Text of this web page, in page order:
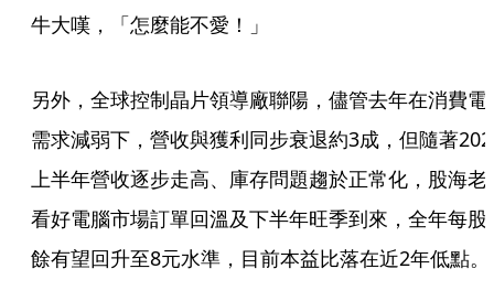
牛大嘆，「怎麼能不愛！」
另外，全球控制晶片領導廠聯陽，儘管去年在消費電
需求減弱下，營收與獲利同步衰退約3成，但隨著
上半年營收逐步走高、庫存問題趨於正常化，股海老
看好電腦市場訂單回溫及下半年旺季到來，全年每股
餘有望回升至8元水準，目前本益比落在近2年低點。